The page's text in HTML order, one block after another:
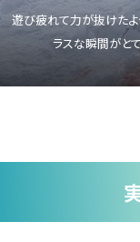
遊び疲れて力が抜けた
ラスな瞬間がと